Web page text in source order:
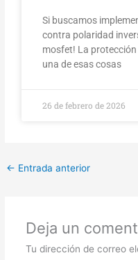
Si buscamos
contra polaridad
mosfet! La
una de esas cosas
26 de febrero de 2026
← Entrada anterior
Deja un
Tu dirección de correo